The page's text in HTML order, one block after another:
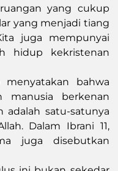
yang cukup
yang menjadi tiang
juga mempunyai
hidup kekristenan
bahwa
berkenan
adalah satu-satunya
Dalam Ibrani 11,
juga disebutkan